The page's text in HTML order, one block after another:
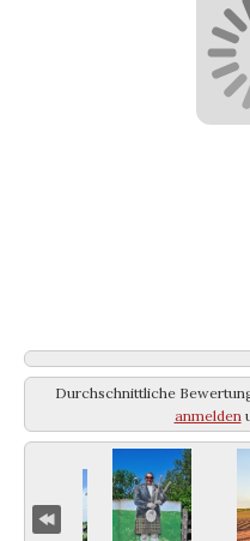
Durchschnittliche
anmelden